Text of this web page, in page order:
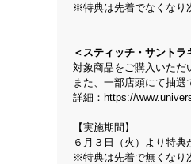
※特典は先着でなくなり
＜スティッチ・サントラ
対象商品をご購入いただ
また、一部店頭にて抽選
詳細： https://
【実施期間】
６月３日（火）より特典
※特典は先着で無くなり